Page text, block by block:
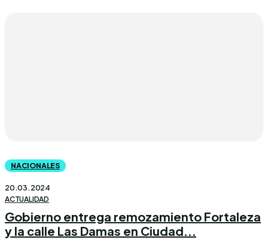
NACIONALES
20.03.2024
ACTUALIDAD
Gobierno entrega remozamiento Fortaleza
y la calle Las Damas en Ciudad...